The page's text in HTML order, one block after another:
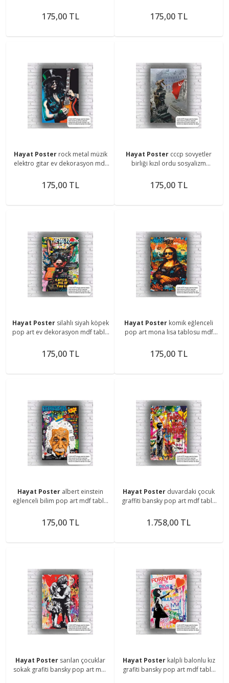
ahşap poster
175,00 TL
ahşap poster
175,00 TL
Hayat Poster rock metal müzik
elektro gitar ev dekorasyon mdf
175,00 TL
Hayat Poster cccp sovyetler
birliği kızıl ordu sosyalizm
tablo retro ahşap poster
175,00 TL
Hayat Poster silahlı siyah köpek
pop art ev dekorasyon mdf tablo
175,00 TL
Hayat Poster komik eğlenceli
pop art mona lisa tablosu mdf
175,00 TL
Hayat Poster albert einstein
eğlenceli bilim pop art mdf tablo
175,00 TL
Hayat Poster duvardaki çocuk
graffiti bansky pop art mdf tablo
1.758,00 TL
Hayat Poster sarılan çocuklar
sokak grafiti bansky pop art mdf
Hayat Poster kalpli balonlu kız
grafiti bansky pop art mdf tablo